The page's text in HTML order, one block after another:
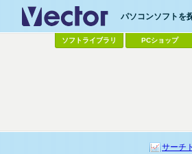
パソコンソフトを
ソフトライブラリ PCショップ
サーチ